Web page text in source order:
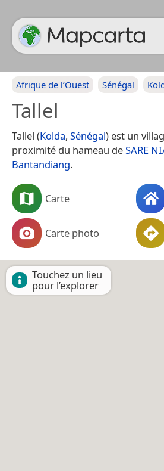
Afrique de l’Ouest Sénégal
Tallel
Tallel (Kolda, Sénégal) est un
proximité du hameau deSARE
Bantandiang.
Carte
Carte photo
Touchez un lieu
pour l’explorer